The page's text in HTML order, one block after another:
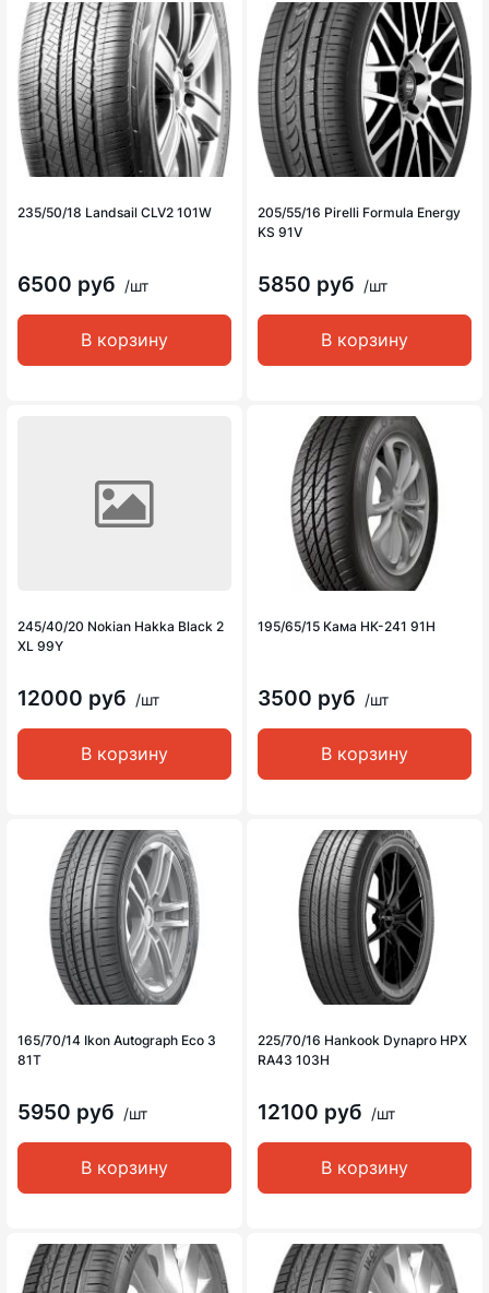
235/50/18 Landsail CLV2 101W
6500 руб /шт
В корзину
205/55/16 Pirelli Formula Energy
KS 91V
5850 руб /шт
В корзину
245/40/20 Nokian Hakka Black 2
XL 99Y
12000 руб /шт
В корзину
195/65/15 Кама НК-241 91H
3500 руб /шт
В корзину
165/70/14 Ikon Autograph Eco 3
81T
5950 руб /шт
В корзину
225/70/16 Hankook Dynapro HPX
RA43 103H
12100 руб /шт
В корзину